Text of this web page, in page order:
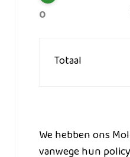
0
Totaal
We hebben ons
vanwege hun